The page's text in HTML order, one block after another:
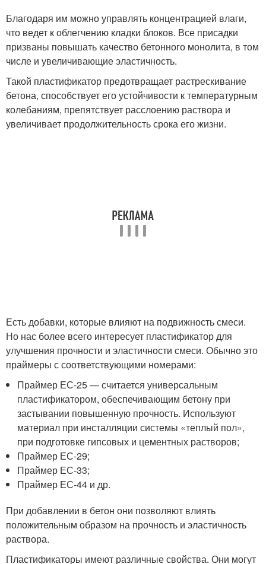
Благодаря им можно управлять концентрацией влаги,
что ведет к облегчению кладки блоков. Все присадки
призваны повышать качество бетонного монолита, в том
числе и увеличивающие эластичность.
Такой пластификатор предотвращает растрескивание
бетона, способствует его устойчивости к температурным
колебаниям, препятствует расслоению раствора и
увеличивает продолжительность срока его жизни.
Есть добавки, которые влияют на подвижность смеси.
Но нас более всего интересует пластификатор для
улучшения прочности и эластичности смеси. Обычно это
праймеры с соответствующими номерами:
Праймер ЕС-25 — считается универсальным
пластификатором, обеспечивающим бетону при
застывании повышенную прочность. Используют
материал при инсталляции системы «теплый пол»,
при подготовке гипсовых и цементных растворов;
Праймер ЕС-29;
Праймер ЕС-33;
Праймер ЕС-44 и др.
При добавлении в бетон они позволяют влиять
положительным образом на прочность и эластичность
раствора.
Пластификаторы имеют различные свойства. Они могут